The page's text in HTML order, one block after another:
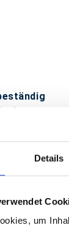
Details
um
(auch